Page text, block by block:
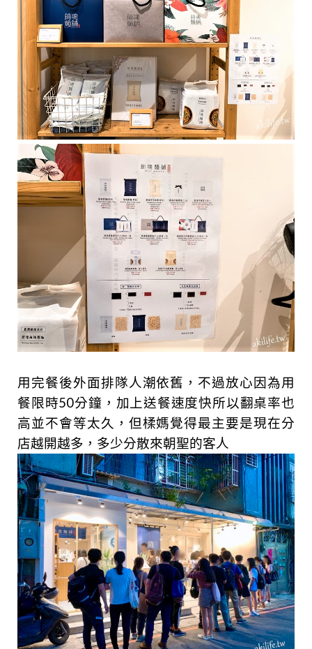
用完餐後外面排隊人潮依舊，不過放心因為用
餐限時50分鐘，加上送餐速度快所以翻桌率也
高並不會等太久，但楺媽覺得最主要是現在分
店越開越多，多少分散來朝聖的客人